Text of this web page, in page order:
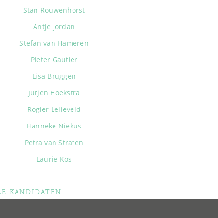
Stan Rouwenhorst
Antje Jordan
Stefan van Hameren
Pieter Gautier
Lisa Bruggen
Jurjen Hoekstra
Rogier Lelieveld
Hanneke Niekus
Petra van Straten
Laurie Kos
KANDIDATEN